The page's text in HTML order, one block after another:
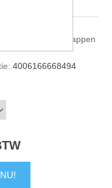
1mm dik, zak 2 lappen
4006166668494